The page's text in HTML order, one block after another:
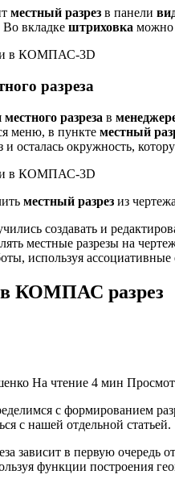
местный разрез в панели
Во вкладке штриховка можно
разреза
местного разреза в
меню, в пункте местный
и осталась окружность,
местный разрез из
создавать и
местные разрезы на
используя
в КОМПАС разрез
На чтение 4 мин
с формированием
с нашей отдельной статьей.
зависит в первую очередь
функции построения